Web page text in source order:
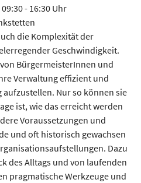
- 16:30 Uhr
die Komplexität der
Geschwindigkeit.
BürgermeisterInnen und
Verwaltung effizient und
Nur so können sie
ist, wie das erreicht werden
Voraussetzungen und
und oft historisch gewachsen
Dazu
des Alltags und von laufenden
pragmatische Werkzeuge und